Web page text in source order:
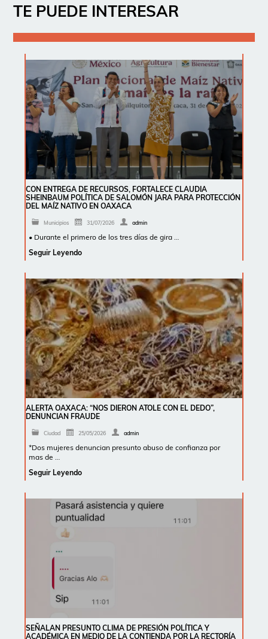
TE PUEDE INTERESAR
CON ENTREGA DE RECURSOS, FORTALECE CLAUDIA
SHEINBAUM POLÍTICA DE SALOMÓN JARA PARA PROTECCIÓN
DEL MAÍZ NATIVO EN OAXACA
Municipios 31/07/2026 admin
• Durante el primero de los tres días de gira …
Seguir Leyendo
ALERTA OAXACA: “NOS DIERON ATOLE CON EL DEDO”,
DENUNCIAN FRAUDE
Ciudad 25/05/2026 admin
*Dos mujeres denuncian presunto abuso de confianza por
mas de …
Seguir Leyendo
SEÑALAN PRESUNTO CLIMA DE PRESIÓN POLÍTICA Y
ACADÉMICA EN MEDIO DE LA CONTIENDA POR LA RECTORÍA